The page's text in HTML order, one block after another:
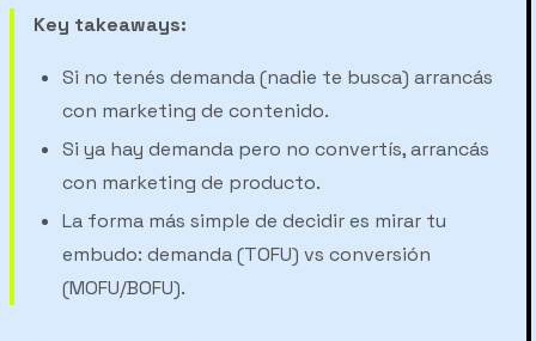
Key takeaways:
Si no tenés demanda (nadie te busca) arrancás
con marketing de contenido.
Si ya hay demanda pero no convertís, arrancás
con marketing de producto.
La forma más simple de decidir es mirar tu
embudo: demanda (TOFU) vs conversión
(MOFU/BOFU).